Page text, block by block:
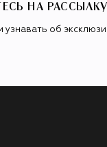
НА РАССЫЛКУ
об